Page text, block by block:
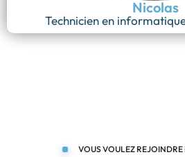
Nicolas
Technicien en
VOUS VOULEZ REJOINDRE